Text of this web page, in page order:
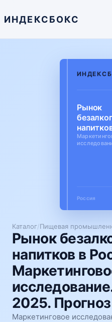
ИНДЕКСБОКС
Каталог/Пищевая
Рынок
напитков в
2025.
Маркетинговое
Рынок
Россия